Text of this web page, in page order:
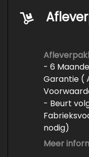
- 6
Garantie (
- Beurt
nodig)
- Minimaal
-
Meer